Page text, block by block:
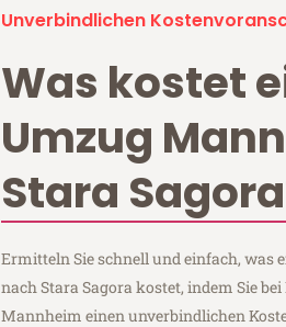
Unverbindlichen
Was kostet
Umzug
Stara
Ermitteln Sie schnell und einfach, was
nach Stara Sagora kostet, indem Sie
Mannheim einen unverbindlichen